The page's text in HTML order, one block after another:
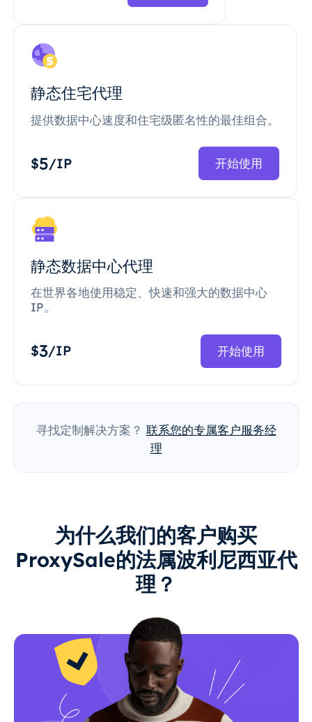
静态住宅代理
提供数据中心速度和住宅级匿名性的最佳组合。
$5/IP 开始使用
静态数据中心代理
在世界各地使用稳定、快速和强大的数据中心
IP。
$3/IP 开始使用
寻找定制解决方案？ 联系您的专属客户服务经
理
为什么我们的客户购买
ProxySale的法属波利尼西亚代
理？